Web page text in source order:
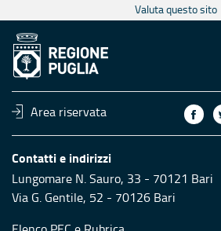
Valuta questo sito
Area riservata
Contatti e indirizzi
Lungomare N. Sauro, 33 - 70121 Bari
Via G. Gentile, 52 - 70126 Bari